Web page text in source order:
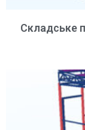
Складське